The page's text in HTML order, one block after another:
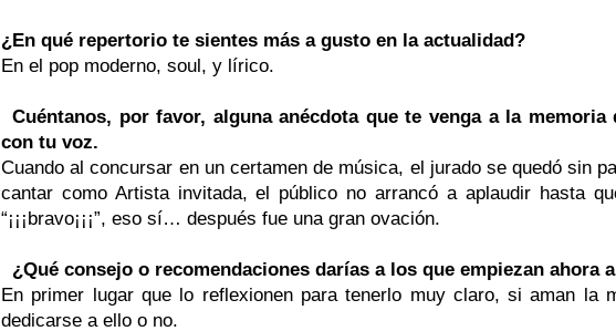
¿En qué repertorio te sientes más a gusto en la actualidad?
En el pop moderno, soul, y lírico.
Cuéntanos, por favor, alguna anécdota que te venga a la memoria
con tu voz.
Cuando al concursar en un certamen de música, el jurado se quedó sin
cantar como Artista invitada, el público no arrancó a aplaudir hasta
“¡¡¡bravo¡¡¡”, eso sí… después fue una gran ovación.
¿Qué consejo o recomendaciones darías a los que empiezan ahora
En primer lugar que lo reflexionen para tenerlo muy claro, si aman la
dedicarse a ello o no.